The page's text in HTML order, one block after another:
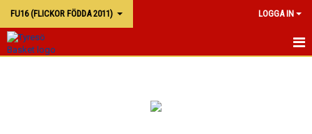
FU16 (FLICKOR FÖDDA 2011) LOGGA IN